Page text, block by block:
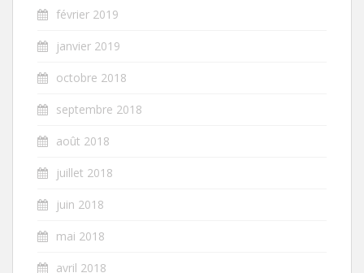
février 2019
janvier 2019
octobre 2018
septembre 2018
août 2018
juillet 2018
juin 2018
mai 2018
avril 2018